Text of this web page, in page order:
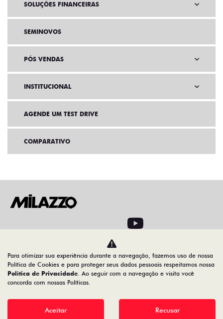
SOLUÇÕES FINANCEIRAS
SEMINOVOS
PÓS VENDAS
INSTITUCIONAL
AGENDE UM TEST DRIVE
COMPARATIVO
Desacelere. Seu bem maior é a vida
Para otimizar sua experiência durante a navegação, fazemos uso de nossa
Política de Cookies e para proteger seus dados pessoais respeitamos nossa
Política de Privacidade. Ao seguir com a navegação e visita você
concorda com nossas Políticas.
Aceitar Recusar